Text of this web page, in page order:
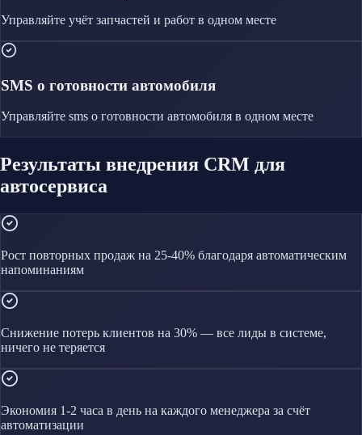
Управляйте учёт запчастей и работ в одном месте
SMS о готовности автомобиля
Управляйте sms о готовности автомобиля в одном месте
Результаты внедрения CRM для
автосервиса
Рост повторных продаж на 25-40% благодаря автоматическим
напоминаниям
Снижение потерь клиентов на 30% — все лиды в системе,
ничего не теряется
Экономия 1-2 часа в день на каждого менеджера за счёт
автоматизации